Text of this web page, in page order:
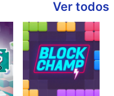
Ver todos